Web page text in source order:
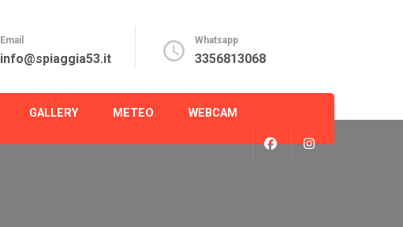
Email
info@spiaggia53.it
Whatsapp
3356813068
GALLERY METEO WEBCAM